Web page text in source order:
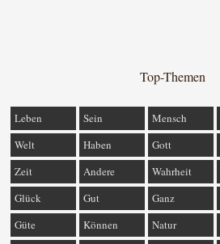
Top-Themen
Leben Sein Mensch
Welt
Haben Gott
Zeit
Andere Wahrheit
Glück
Gut Ganz
Güte
Können Natur